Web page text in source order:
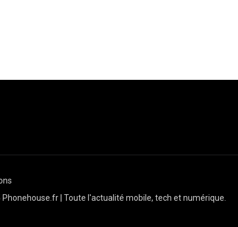
| Toute l'actualité mobile, tech et numérique.